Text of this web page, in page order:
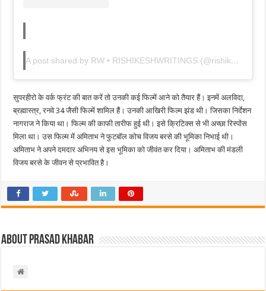
A post shared by RW • RISHIKESHWRITINGS (@rishikeshwritings)
सुपरहीरो के वर्क फ्रंट की बात करें तो उनकी कई फिल्में आने को तैयार हैं। इनमें अलविदा,
ब्रह्मास्त्र, रनवे 34 जैसी फिल्में शामिल हैं। उनकी आखिरी फिल्म झंड थी। जिसका निर्देशन
नागराज ने किया था। फिल्म की काफी तारीफ हुई थी। इसे क्रिटिक्स से भी अच्छा रिस्पोंस
मिला था। उस फिल्म में अमिताभ ने फुटबॉल कोच विजय बरसे की भूमिका निभाई थी।
अमिताभ ने अपने दमदार अभिनय से इस भूमिका को जीवंत कर दिया। अमिताभ की मंडली
विजय बरसे के जीवन से प्रभावित है।
About Prasad Khabar